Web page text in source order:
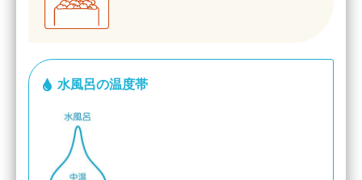
水風呂の温度帯